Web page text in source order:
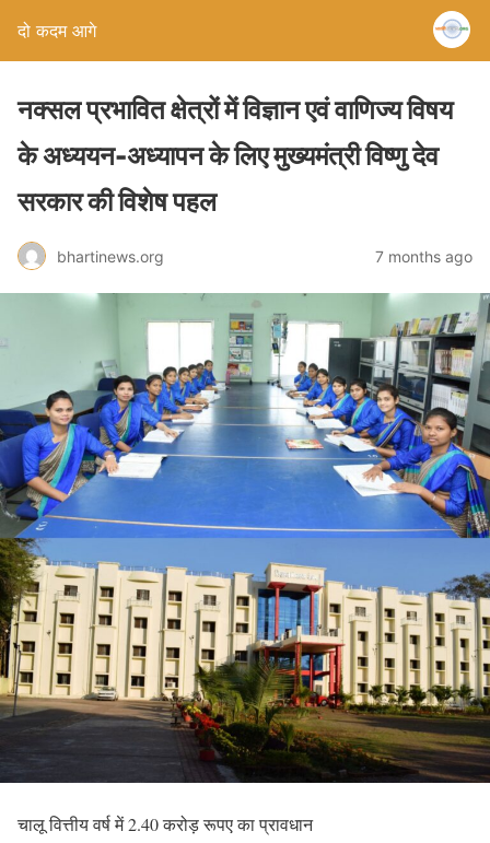
दो कदम आगे
नक्सल प्रभावित क्षेत्रों में विज्ञान एवं वाणिज्य विषय
के अध्ययन-अध्यापन के लिए मुख्यमंत्री विष्णु देव
सरकार की विशेष पहल
bhartinews.org 7 months ago
चालू वित्तीय वर्ष में 2.40 करोड़ रूपए का प्रावधान